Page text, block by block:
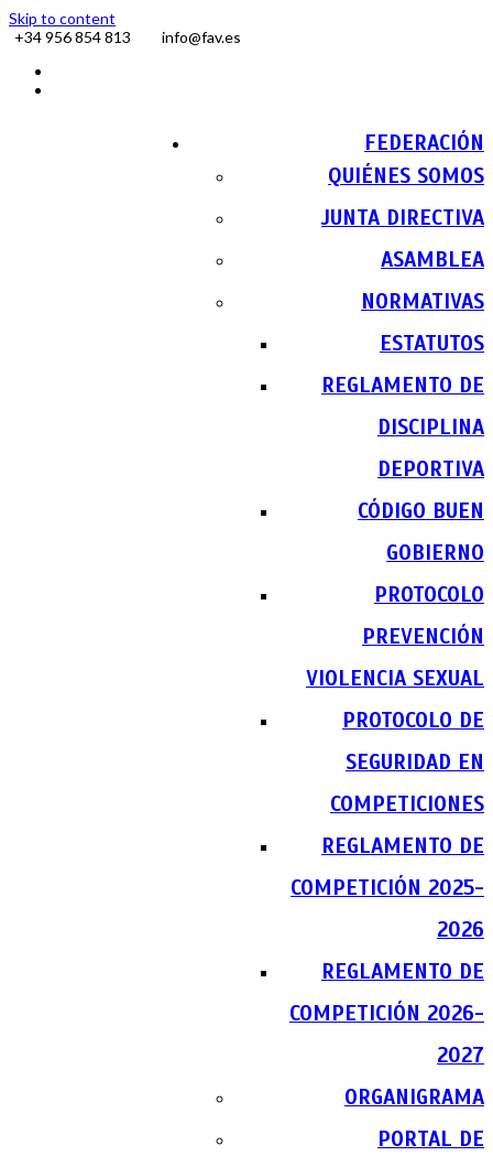
Skip to content
+34 956 854 813
info@fav.es
FEDERACIÓN
QUIÉNES SOMOS
JUNTA DIRECTIVA
ASAMBLEA
NORMATIVAS
ESTATUTOS
REGLAMENTO DE
DISCIPLINA
DEPORTIVA
CÓDIGO BUEN
GOBIERNO
PROTOCOLO
PREVENCIÓN
VIOLENCIA SEXUAL
PROTOCOLO DE
SEGURIDAD EN
COMPETICIONES
REGLAMENTO DE
COMPETICIÓN 2025-
2026
REGLAMENTO DE
COMPETICIÓN 2026-
2027
ORGANIGRAMA
PORTAL DE